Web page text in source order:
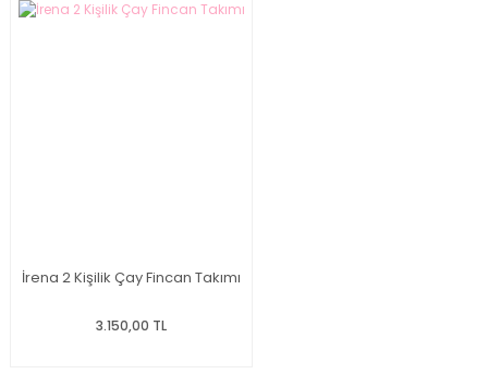
İrena 2 Kişilik Çay Fincan Takımı
3.150,00 TL